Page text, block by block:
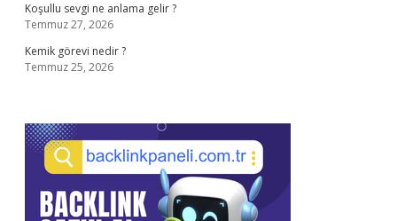
Koşullu sevgi ne anlama gelir ?
Temmuz 27, 2026
Kemik görevi nedir ?
Temmuz 25, 2026